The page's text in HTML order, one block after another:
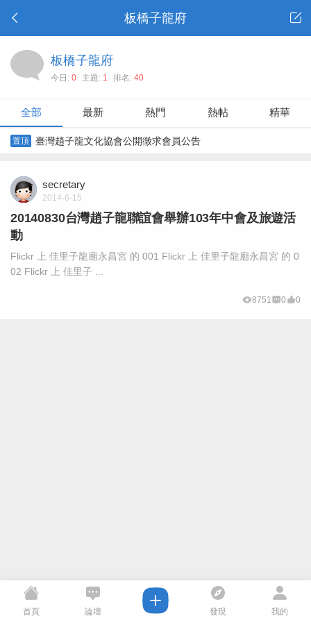
板橋子龍府
板橋子龍府
今日: 0 主題: 1 排名: 40
全部 最新 熱門 熱帖 精華
置頂 臺灣趙子龍文化協會公開徵求會員公告
secretary
2014-6-15
20140830台灣趙子龍聯誼會舉辦103年中會及旅遊活
動
Flickr 上 佳里子龍廟永昌宮 的 001 Flickr 上 佳里子龍廟永昌宮 的 0
02 Flickr 上 佳里子 ...
8751 0 0
首頁 論壇 發現 我的